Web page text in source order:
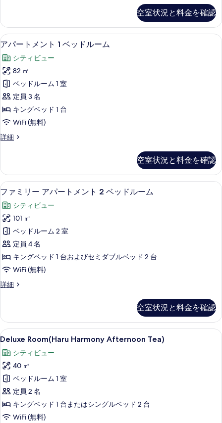
を
表
示
す
る
の
詳
細
空室状況と料金を確認
ア
パ
ー
ト
メ
ン
ト
ベ
ド
ル
ー
ム
の
す
べ
て
の
写
表
示
す
る
アパートメント 1 ベッドルーム | セ
6
アパートメント 1 ベッドルーム
シティビュー
82 ㎡
ベッドルーム 1 室
定員 3 名
キングベッド 1 台
WiFi (無料)
詳細
ア
メ
ン
ト
ベ
ッ
ド
ル
ー
ム
の
詳
空室状況と料金を確認
フ
ァ
ミ
リ
ー
ア
パ
ー
ト
ン
ト
2
ベ
ッ
ド
ル
ー
ム
ファミリー アパートメント 2 ベッド
6
ファミリー アパートメント 2 ベッドルーム
シティビュー
101 ㎡
ベッドルーム 2 室
定員 4 名
キングベッド 1 台およびセミダブルベッド 2 台
WiFi (無料)
詳細
フ
ー
ア
パ
ト
メ
ン
ト
2
ベ
ッ
ド
空室状況と料金を確認
Deluxe
Room(Haru
Harmony
Afternoon
Tea)
の
す
べ
Deluxe Room(Haru Harmony
5
Deluxe Room(Haru Harmony Afternoon Tea)
シティビュー
40 ㎡
ベッドルーム 1 室
定員 2 名
キングベッド 1 台またはシングルベッド 2 台
WiFi (無料)